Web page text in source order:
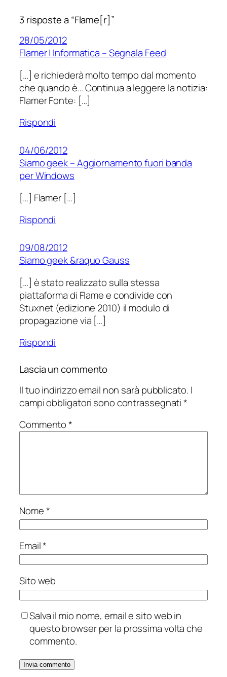
3 risposte a “Flame[r]”
28/05/2012
Flamer | Informatica – Segnala Feed
[…] e richiederà molto tempo dal momento
che quando è… Continua a leggere la notizia:
Flamer Fonte: […]
Rispondi
04/06/2012
Siamo geek – Aggiornamento fuori banda
per Windows
[…] Flamer […]
Rispondi
09/08/2012
Siamo geek &raquo Gauss
[…] è stato realizzato sulla stessa
piattaforma di Flame e condivide con
Stuxnet (edizione 2010) il modulo di
propagazione via […]
Rispondi
Lascia un commento
Il tuo indirizzo email non sarà pubblicato. I
campi obbligatori sono contrassegnati*
Commento*
Nome*
Email*
Sito web
Salva il mio nome, email e sito web in
questo browser per la prossima volta che
commento.